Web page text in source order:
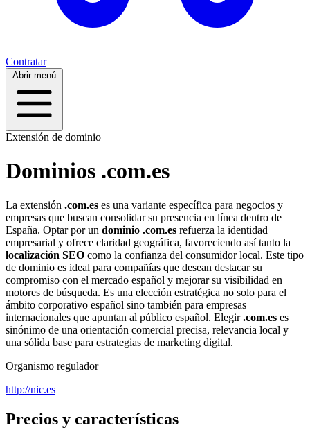
Contratar
Abrir menú
Extensión de dominio
Dominios .com.es
La extensión .com.es es una variante específica para negocios y
empresas que buscan consolidar su presencia en línea dentro de
España. Optar por un dominio .com.es refuerza la identidad
empresarial y ofrece claridad geográfica, favoreciendo así tanto la
localización SEO como la confianza del consumidor local. Este tipo
de dominio es ideal para compañías que desean destacar su
compromiso con el mercado español y mejorar su visibilidad en
motores de búsqueda. Es una elección estratégica no solo para el
ámbito corporativo español sino también para empresas
internacionales que apuntan al público español. Elegir.com.es es
sinónimo de una orientación comercial precisa, relevancia local y
una sólida base para estrategias de marketing digital.
Organismo regulador
http://nic.es
Precios y características